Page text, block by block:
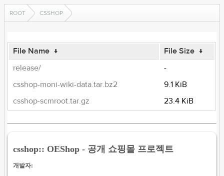
ROOT CSSHOP
File Name ↓ File Size ↓
release/
-
csshop-moni-wiki-data.tar.bz2
9.1 KiB
csshop-scmroot.tar.gz
23.4 KiB
csshop:: OEShop - 공개 쇼핑몰 프로젝트
개발자: